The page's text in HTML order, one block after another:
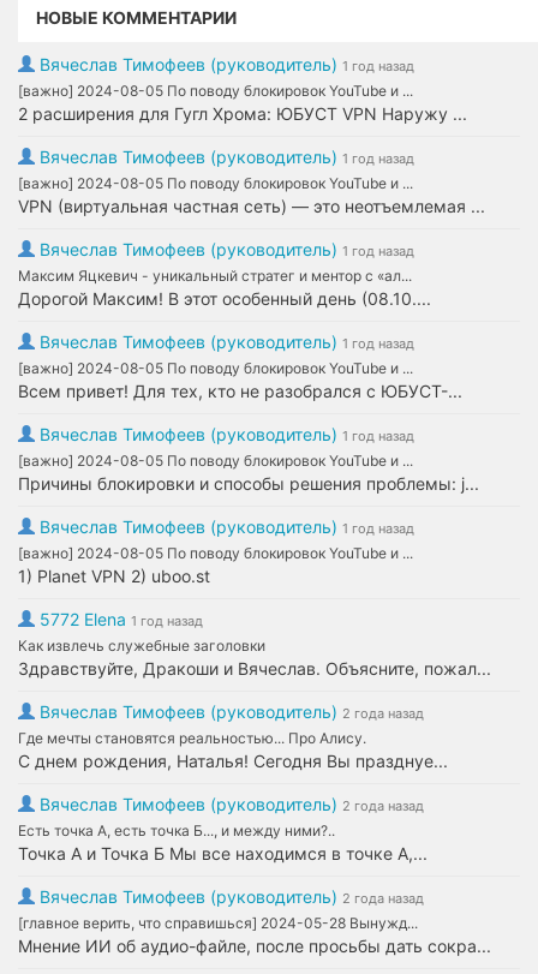
НОВЫЕ КОММЕНТАРИИ
Вячеслав Тимофеев (руководитель) 1 год назад
[важно] 2024-08-05 По поводу блокировок YouTube и ...
2 расширения для Гугл Хрома: ЮБУСТ VPN Наружу ...
Вячеслав Тимофеев (руководитель) 1 год назад
[важно] 2024-08-05 По поводу блокировок YouTube и ...
VPN (виртуальная частная сеть) — это неотъемлемая ...
Вячеслав Тимофеев (руководитель) 1 год назад
Максим Яцкевич - уникальный стратег и ментор с «ал...
Дорогой Максим! В этот особенный день (08.10....
Вячеслав Тимофеев (руководитель) 1 год назад
[важно] 2024-08-05 По поводу блокировок YouTube и ...
Всем привет! Для тех, кто не разобрался с ЮБУСТ-...
Вячеслав Тимофеев (руководитель) 1 год назад
[важно] 2024-08-05 По поводу блокировок YouTube и ...
Причины блокировки и способы решения проблемы: j...
Вячеслав Тимофеев (руководитель) 1 год назад
[важно] 2024-08-05 По поводу блокировок YouTube и ...
1) Planet VPN 2) uboo.st
5772 Elena 1 год назад
Как извлечь служебные заголовки
Здравствуйте, Дракоши и Вячеслав. Объясните, пожал...
Вячеслав Тимофеев (руководитель) 2 года назад
Где мечты становятся реальностью... Про Алису.
С днем рождения, Наталья! Сегодня Вы празднуе...
Вячеслав Тимофеев (руководитель) 2 года назад
Есть точка А, есть точка Б..., и между ними?..
Точка А и Точка Б Мы все находимся в точке А,...
Вячеслав Тимофеев (руководитель) 2 года назад
[главное верить, что справишься] 2024-05-28 Вынужд...
Мнение ИИ об аудио-файле, после просьбы дать сокра...